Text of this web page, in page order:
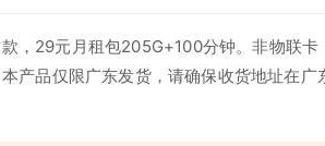
，29元月租包205G+100分钟。非物联
产品仅限广东发货，请确保收货地址在